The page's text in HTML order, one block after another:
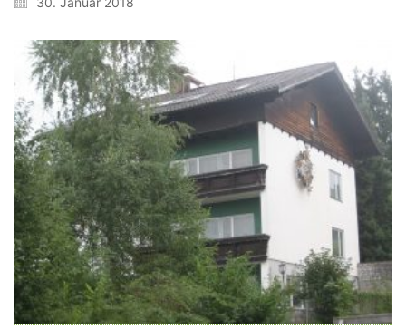
A-5020 Salzburg
office@weiserleben.at
+43(0) 664 244 88 38
Wir schaffen Lebensräume, die die Außenwelt mit der
Innenwelt verbinden. Das Persönliche steht stets im
Vordergrund.
Kontakt
Newsletter